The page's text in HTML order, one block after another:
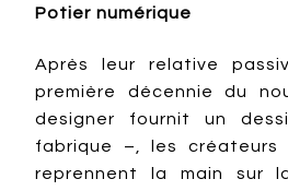
Potier numérique
Après leur relative
première décennie du
designer fournit un
fabrique –, les créateurs
reprennent la main sur